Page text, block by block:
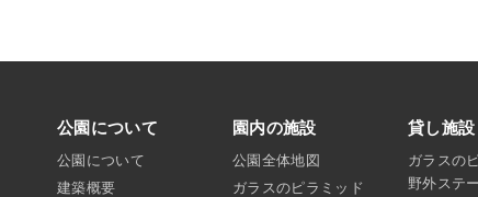
公園について
公園について
建築概要
園内の施設
公園全体地図
ガラスのピラミッド
貸し施設
ガラスの
野外ステ